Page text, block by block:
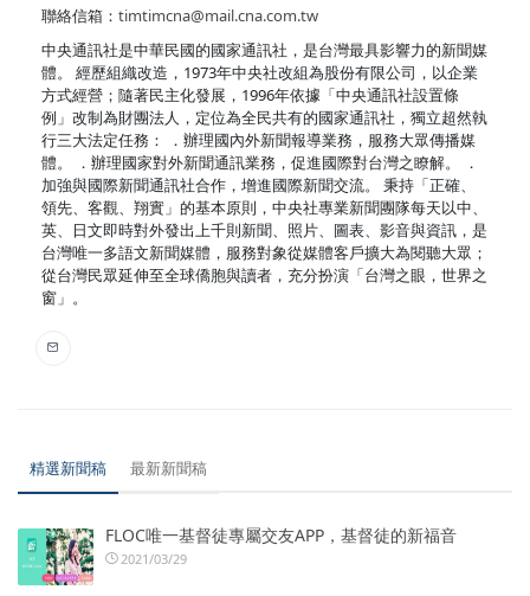
聯絡信箱： timtimcna@mail.cna.com.tw
中央通訊社是中華民國的國家通訊社，是台灣最具影響力的新聞媒
體。 經歷組織改造，1973年中央社改組為股份有限公司，以企業
方式經營；隨著民主化發展，1996年依據「中央通訊社設置條
例」改制為財團法人，定位為全民共有的國家通訊社，獨立超然執
行三大法定任務： ．辦理國內外新聞報導業務，服務大眾傳播媒
體。 ．辦理國家對外新聞通訊業務，促進國際對台灣之瞭解。 ．
加強與國際新聞通訊社合作，增進國際新聞交流。 秉持「正確、
領先、客觀、翔實」的基本原則，中央社專業新聞團隊每天以中、
英、日文即時對外發出上千則新聞、照片、圖表、影音與資訊，是
台灣唯一多語文新聞媒體，服務對象從媒體客戶擴大為閱聽大眾；
從台灣民眾延伸至全球僑胞與讀者，充分扮演「台灣之眼，世界之
窗」。
精選新聞稿 最新新聞稿
FLOC唯一基督徒專屬交友APP，基督徒的新福音
2021/03/29